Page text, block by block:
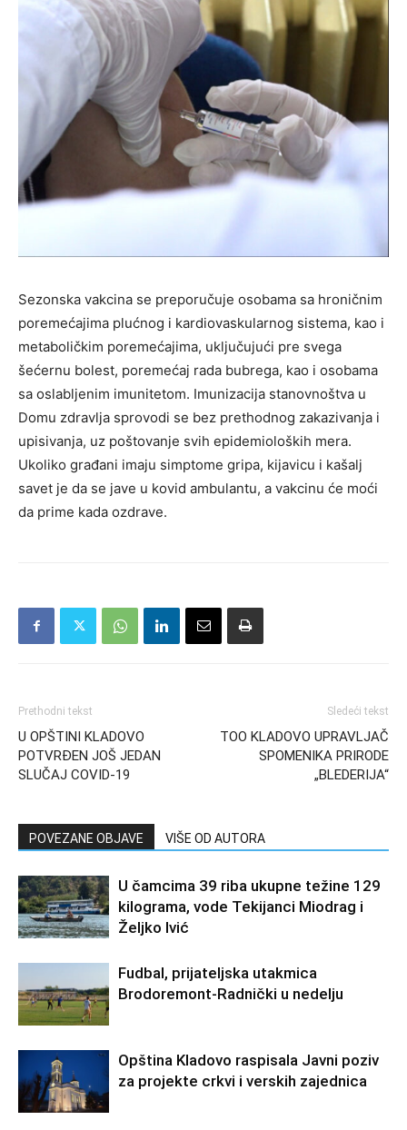
Sezonska vakcina se preporučuje osobama sa hroničnim
poremećajima plućnog i kardiovaskularnog sistema, kao i
metaboličkim poremećajima, uključujući pre svega
šećernu bolest, poremećaj rada bubrega, kao i osobama
sa oslabljenim imunitetom. Imunizacija stanovnoštva u
Domu zdravlja sprovodi se bez prethodnog zakazivanja i
upisivanja, uz poštovanje svih epidemioloških mera.
Ukoliko građani imaju simptome gripa, kijavicu i kašalj
savet je da se jave u kovid ambulantu, a vakcinu će moći
da prime kada ozdrave.
Prethodni tekst
U OPŠTINI KLADOVO
POTVRĐEN JOŠ JEDAN
SLUČAJ COVID-19
Sledeći tekst
TOO KLADOVO UPRAVLJAČ
SPOMENIKA PRIRODE
„BLEDERIJA“
POVEZANE OBJAVE VIŠE OD AUTORA
U čamcima 39 riba ukupne težine 129
kilograma, vode Tekijanci Miodrag i
Željko Ivić
Fudbal, prijateljska utakmica
Brodoremont-Radnički u nedelju
Opština Kladovo raspisala Javni poziv
za projekte crkvi i verskih zajednica